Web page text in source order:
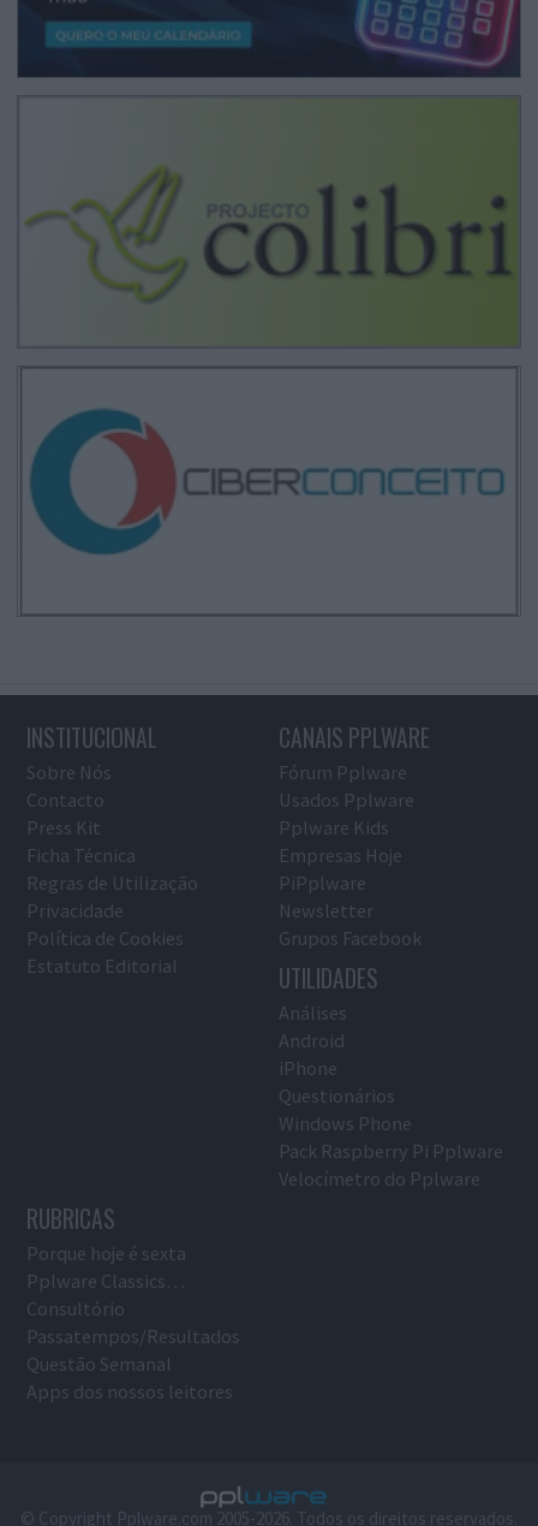
INSTITUCIONAL
Sobre Nós
Contacto
Press Kit
Ficha Técnica
Regras de Utilização
Privacidade
Política de Cookies
Estatuto Editorial
CANAIS PPLWARE
Fórum Pplware
Usados Pplware
Pplware Kids
Empresas Hoje
PiPplware
Newsletter
Grupos Facebook
UTILIDADES
Análises
Android
iPhone
Questionários
Windows Phone
Pack Raspberry Pi Pplware
Velocímetro do Pplware
RUBRICAS
Porque hoje é sexta
Pplware Classics…
Consultório
Passatempos/Resultados
Questão Semanal
Apps dos nossos leitores
© Copyright Pplware.com 2005-2026. Todos os direitos reservados.